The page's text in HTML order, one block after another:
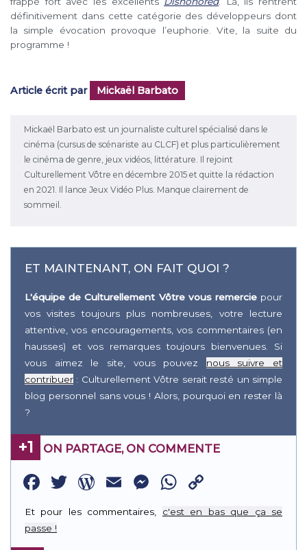
définitivement dans cette catégorie des développeurs dont
la simple évocation provoque l’euphorie. Vite, la suite du
programme !
Article écrit par Mickaël Barbato
Mickaël Barbato est un journaliste culturel spécialisé dans le
cinéma (cursus de scénariste au CLCF) et plus particulièrement
le cinéma de genre, jeux vidéos, littérature. Il rejoint
Culturellement Vôtre en décembre 2015 et quitte la rédaction
en 2021. Il lance Jeux Vidéo Plus. Manque clairement de
sommeil.
ET MAINTENANT, ON FAIT QUOI ?
L'équipe de Culturellement Vôtre vous remerciepour
vos visites toujours plus nombreuses, votre lecture
attentive, vos encouragements, vos commentaires (en
hausses) et vos remarques toujours bienvenues. Si
vous aimez le site, vous pouvez nous suivre et
contribuer : Culturellement Vôtre serait resté un simple
blog personnel sans vous ! Alors, pourquoi en rester là
?
+1 ON PARTAGE, ON COMMENTE
Facebook
Twitter
WordPress
EmailMessenger
WhatsApp
Link
Et pour les commentaires, c'est en bas que ça se
passe !